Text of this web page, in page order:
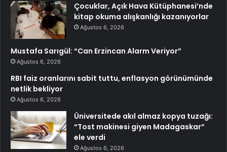
Çocuklar, Açık Hava Kütüphanesi’nde
kitap okuma alışkanlığı kazanıyorlar
Ağustos 6, 2026
Mustafa Sarıgül: “Can Erzincan Alarm Veriyor”
Ağustos 6, 2026
RBI faiz oranlarını sabit tuttu, enflasyon görünümünde
netlik bekliyor
Ağustos 6, 2026
Üniversitede akıl almaz kopya tuzağı:
“Tost makinesi giyen Madagaskar”
ele verdi
Ağustos 6, 2026